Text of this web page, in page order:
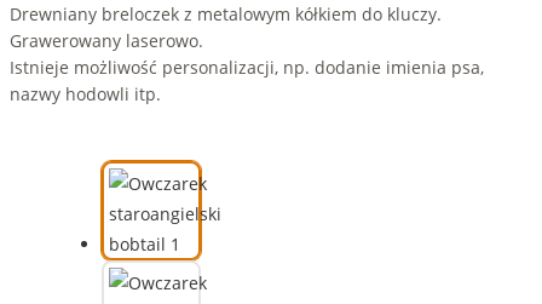
Drewniany breloczek z metalowym kółkiem do kluczy.
Grawerowany laserowo.
Istnieje możliwość personalizacji, np. dodanie imienia psa,
nazwy hodowli itp.